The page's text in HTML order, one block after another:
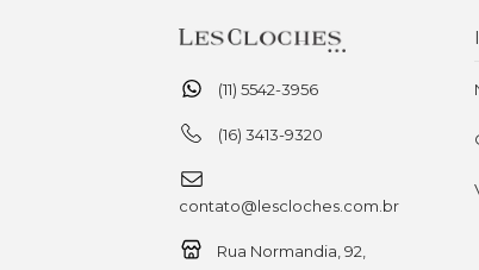
(11) 5542-3956
(16) 3413-9320
contato@lescloches.com.br
Rua Normandia, 92,